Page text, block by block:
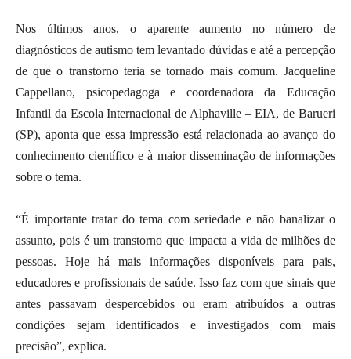
Nos últimos anos, o aparente aumento no número de
diagnósticos de autismo tem levantado dúvidas e até a percepção
de que o transtorno teria se tornado mais comum. Jacqueline
Cappellano, psicopedagoga e coordenadora da Educação
Infantil da Escola Internacional de Alphaville – EIA, de Barueri
(SP), aponta que essa impressão está relacionada ao avanço do
conhecimento científico e à maior disseminação de informações
sobre o tema.
“É importante tratar do tema com seriedade e não banalizar o
assunto, pois é um transtorno que impacta a vida de milhões de
pessoas. Hoje há mais informações disponíveis para pais,
educadores e profissionais de saúde. Isso faz com que sinais que
antes passavam despercebidos ou eram atribuídos a outras
condições sejam identificados e investigados com mais
precisão”, explica.